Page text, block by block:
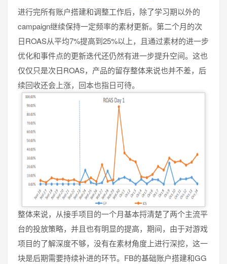
进行完所有账户搭建和调整工作后，除了学习期以外的
campaign继续保持一定频率的素材更新。第二个月的次
日ROAS从平均7%提高到25%以上，且通过素材的进一步
优化和事件点的更新迭代还仍然有进一步提升空间。这也
仅仅只是次日ROAS，产品的留存整体来说也并不差，后
续回收还会上涨，回本也指日可待。
整体来说，从接手项目的一个月基本捋清楚了两个主流平
台的投放策略，并且也有明显的提高，期间，由于对游戏
项目的了解深度不够，没有在素材角度上进行深挖，这一
块是后期需要持续补进的环节。FB的基础账户搭建和GG